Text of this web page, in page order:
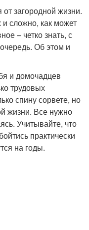
загородной жизни.
и сложно, как может
– четко знать, с
Об этом и
и домочадцев
трудовых
спину сорвете, но
жизни. Все нужно
Учитывайте, что
практически
на годы.